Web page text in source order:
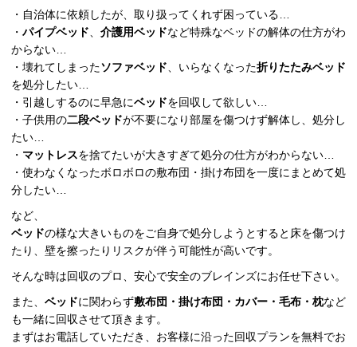
・自治体に依頼したが、取り扱ってくれず困っている…
・ パイプベッド 介護用ベッドなど特殊なベッドの解体の仕方がわ
からない…
・壊れてしまったソファベッド 、いらなくなった折りたたみベッド
を処分したい…
・引越しするのに早急にベッドを回収して欲しい…
・子供用の二段ベッドが不要になり部屋を傷つけず解体し、処分し
たい…
・ マットレスを捨てたいが大きすぎて処分の仕方がわからない…
・使わなくなったボロボロの敷布団・掛け布団を一度にまとめて処
分したい…
など、
ベッドの様な大きいものをご自身で処分しようとすると床を傷つけ
たり、壁を擦ったりリスクが伴う可能性が高いです。
そんな時は回収のプロ、安心で安全のブレインズにお任せ下さい。
また、 ベッドに関わらず敷布団・掛け布団・カバー・毛布・枕など
も一緒に回収させて頂きます。
まずはお電話していただき、お客様に沿った回収プランを無料でお